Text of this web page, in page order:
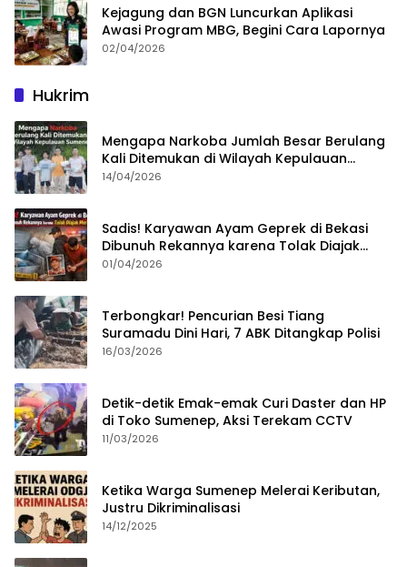
Kejagung dan BGN Luncurkan Aplikasi
Awasi Program MBG, Begini Cara Lapornya
02/04/2026
Hukrim
Mengapa Narkoba Jumlah Besar Berulang
Kali Ditemukan di Wilayah Kepulauan
Sumenep?
14/04/2026
Sadis! Karyawan Ayam Geprek di Bekasi
Dibunuh Rekannya karena Tolak Diajak
Merampok Majikan
01/04/2026
Terbongkar! Pencurian Besi Tiang
Suramadu Dini Hari, 7 ABK Ditangkap Polisi
16/03/2026
Detik-detik Emak-emak Curi Daster dan HP
di Toko Sumenep, Aksi Terekam CCTV
11/03/2026
Ketika Warga Sumenep Melerai Keributan,
Justru Dikriminalisasi
14/12/2025